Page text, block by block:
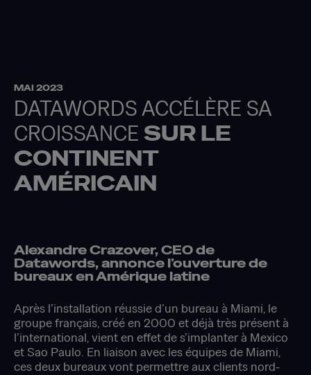
MAI 2023
DATAWORDS ACCÉLÈRE SA
CROISSANCE SUR LE
CONTINENT
AMÉRICAIN
Alexandre Crazover, CEO de
Datawords, annonce l’ouverture de
bureaux en Amérique latine
Après l’installation réussie d’un bureau à Miami, le
groupe français, créé en 2000 et déjà très présent à
l’international, vient en effet de s’implanter à Mexico
et Sao Paulo. En liaison avec les équipes de Miami,
ces deux bureaux vont permettre aux clients nord-